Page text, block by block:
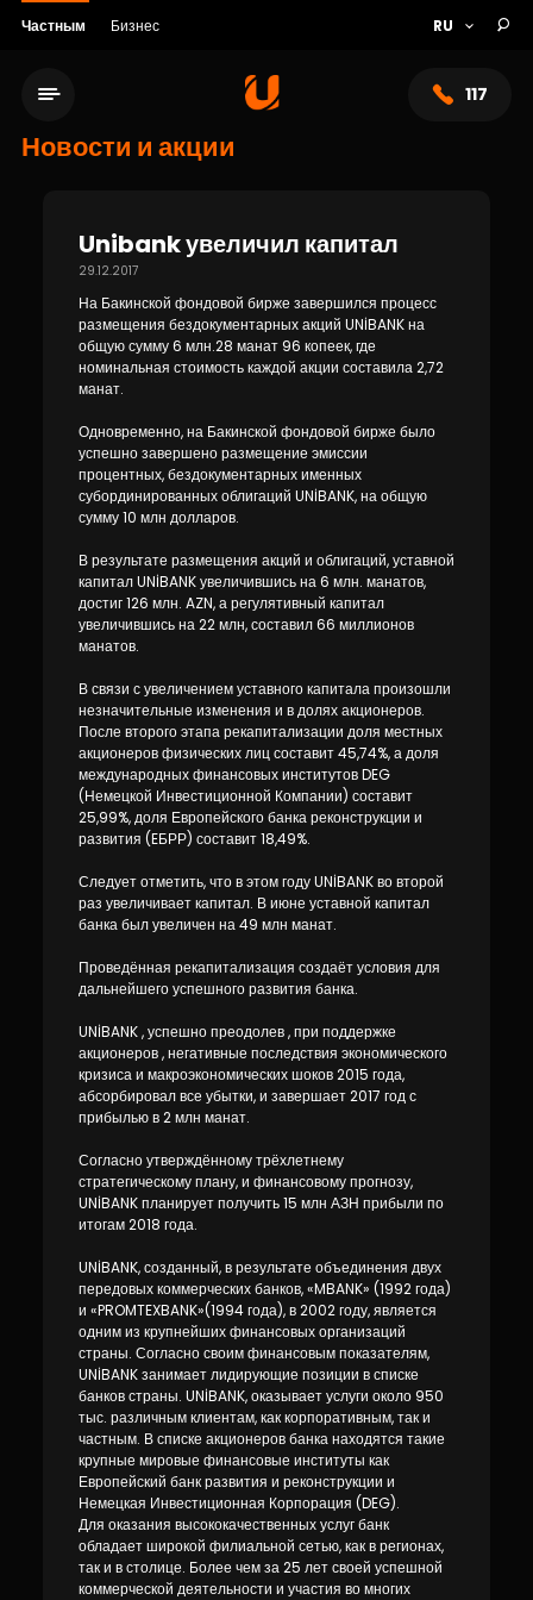
Частным Бизнес
117
Сеть обслуживания
О банке
Кешбэк
Кадровые ресурсы
Связь с банком
F.A.Q
Новости и акции
Unibank увеличил капитал
29.12.2017
На Бакинской фондовой бирже завершился процесс
размещения бездокументарных акций UNİBANK на
общую сумму 6 млн.28 манат 96 копеек, где
номинальная стоимость каждой акции составила 2,72
манат.
Одновременно, на Бакинской фондовой бирже было
успешно завершено размещение эмиссии
процентных, бездокументарных именных
субординированных облигаций UNİBANK, на общую
сумму 10 млн долларов.
В результате размещения акций и облигаций, уставной
капитал UNİBANK увеличившись на 6 млн. манатов,
достиг 126 млн. AZN, а регулятивный капитал
увеличившись на 22 млн, составил 66 миллионов
манатов.
В связи с увеличением уставного капитала произошли
незначительные изменения и в долях акционеров.
После второго этапа рекапитализации доля местных
акционеров физических лиц составит 45,74%, а доля
международных финансовых институтов DEG
(Немецкой Инвестиционной Компании) составит
25,99%, доля Европейского банка реконструкции и
развития (EБРР) составит 18,49%.
Следует отметить, что в этом году UNİBANK во второй
раз увеличивает капитал. В июне уставной капитал
банка был увеличен на 49 млн манат.
Проведённая рекапитализация создаёт условия для
дальнейшего успешного развития банка.
UNİBANK , успешно преодолев , при поддержке
акционеров , негативные последствия экономического
кризиса и макроэкономических шоков 2015 года,
абсорбировал все убытки, и завершает 2017 год с
прибылью в 2 млн манат.
Согласно утверждённому трёхлетнему
стратегическому плану, и финансовому прогнозу,
UNİBANK планирует получить 15 млн АЗН прибыли по
итогам 2018 года.
UNİBANK, созданный, в результате объединения двух
передовых коммерческих банков, «MBANK» (1992 года)
и «PROMTEXBANK»(1994 года), в 2002 году, является
одним из крупнейших финансовых организаций
страны. Согласно своим финансовым показателям,
UNİBANK занимает лидирующие позиции в списке
банков страны. UNİBANK, оказывает услуги около 950
тыс. различным клиентам, как корпоративным, так и
частным. В списке акционеров банка находятся такие
крупные мировые финансовые институты как
Европейский банк развития и реконструкции и
Немецкая Инвестиционная Корпорация (DEG).
Для оказания высококачественных услуг банк
обладает широкой филиальной сетью, как в регионах,
так и в столице. Более чем за 25 лет своей успешной
коммерческой деятельности и участия во многих